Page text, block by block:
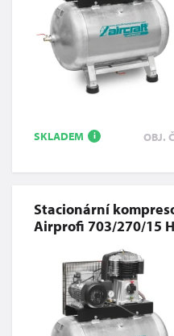
SKLADEM i OBJ.
Stacionární
Airprofi 703/270/15 H